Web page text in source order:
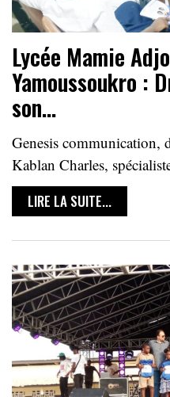
Lycée Mamie
Yamoussoukro :
son…
Genesis communication,
Kablan Charles,
LIRE LA SUITE...